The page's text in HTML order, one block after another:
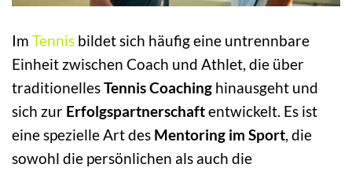
Im Tennis bildet sich häufig eine untrennbare
Einheit zwischen Coach und Athlet, die über
traditionellesTennis Coaching hinausgeht und
sich zur Erfolgspartnerschaftentwickelt. Es ist
eine spezielle Art des Mentoring im Sport, die
sowohl die persönlichen als auch die